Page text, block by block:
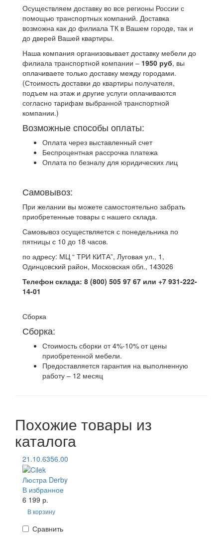
Осуществляем доставку во все регионы России с
помощью транспортных компаний. Доставка
возможна как до филиала ТК в Вашем городе, так и
до дверей Вашей квартиры.
Наша компания организовывает доставку мебели до
филиала транспортной компании – 1950 руб, вы
оплачиваете только доставку между городами.
(Стоимость доставки до квартиры получателя,
подъем на этаж и другие услуги оплачиваются
согласно тарифам выбранной транспортной
компании.)
Возможные способы оплаты:
Оплата через выставленный счет
Беспроцентная рассрочка платежа
Оплата по безналу для юридических лиц
Самовывоз:
При желании вы можете самостоятельно забрать
приобретенные товары с нашего склада.
Самовывоз осуществляется с понедельника по
пятницы с 10 до 18 часов.
по адресу: МЦ “ ТРИ КИТА”, Луговая ул., 1,
Одинцовский район, Московская обл., 143026
Телефон склада: 8 (800) 505 97 67 или +7 931-222-
14-01
Сборка
Сборка:
Стоимость сборки от 4%-10% от цены
приобретенной мебели.
Предоставляется гарантия на выполненную
работу – 12 месяц
Похожие товары из
каталога
21.10.6356.00
Люстра Derby
В избранное
6 199 р.
В корзину
Сравнить